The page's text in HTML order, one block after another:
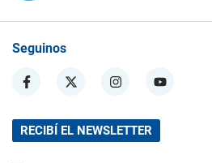
Seguinos
RECIBÍ EL NEWSLETTER